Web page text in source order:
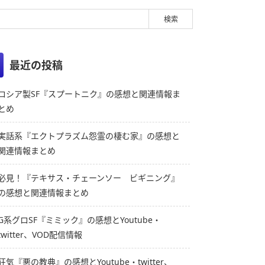
最近の投稿
シア製SF『スプートニク』の感想と関連情報ま
め
話系『エクトプラズム怨霊の棲む家』の感想と
連情報まとめ
見！『テキサス・チェーンソー ビギニング』
感想と関連情報まとめ
系グロSF『ミミック』の感想とYoutube・
、VOD配信情報
気『悪の教典』の感想とYoutube・twitter、